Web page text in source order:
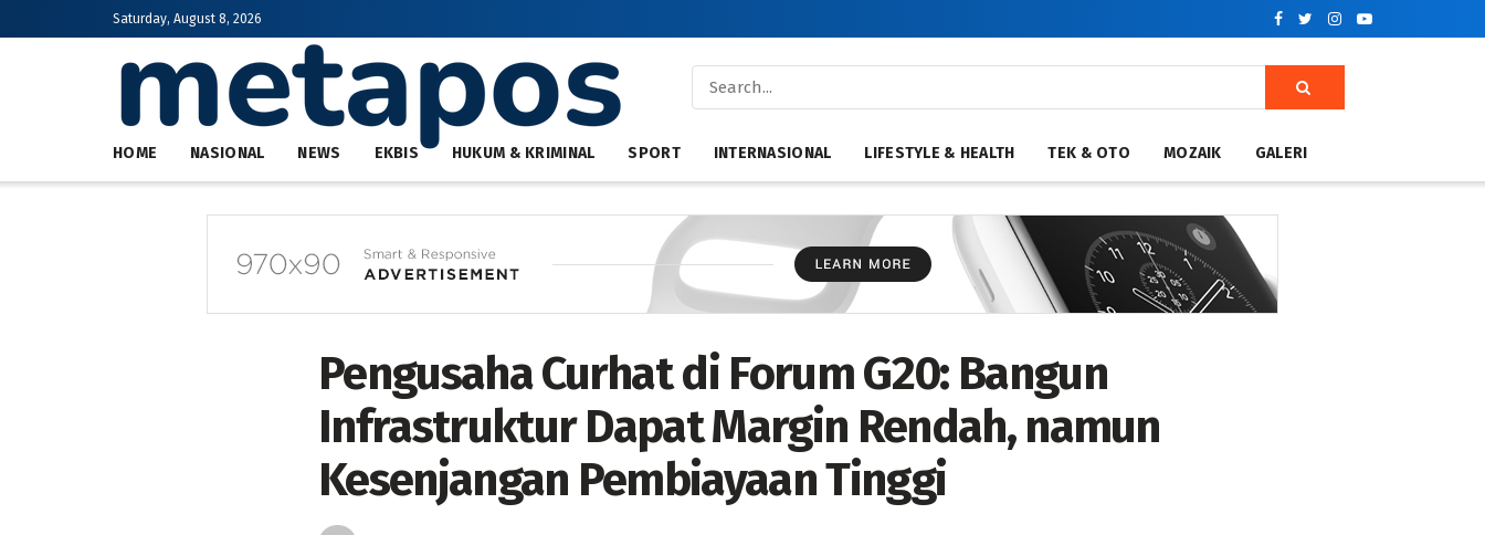
Saturday, August 8, 2026
HOME NASIONAL NEWS EKBIS HUKUM & KRIMINAL SPORT INTERNASIONAL LIFESTYLE & HEALTH TEK & OTO MOZAIK GALERI
Pengusaha Curhat di Forum G20: Bangun
Infrastruktur Dapat Margin Rendah, namun
Kesenjangan Pembiayaan Tinggi